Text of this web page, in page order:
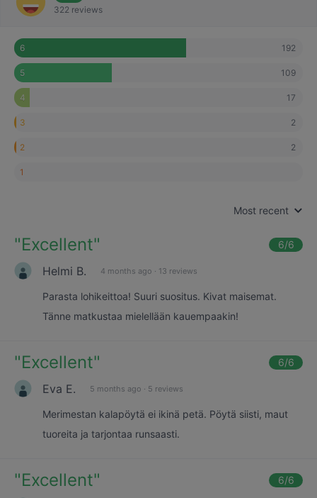
322 reviews
6 192
5 109
4 17
3 2
2 2
1
Most recent
"Excellent" 6/6
Helmi B. 4 months ago · 13 reviews
Parasta lohikeittoa! Suuri suositus. Kivat maisemat.
Tänne matkustaa mielellään kauempaakin!
"Excellent" 6/6
Eva E. 5 months ago · 5 reviews
Merimestan kalapöytä ei ikinä petä. Pöytä siisti, maut
tuoreita ja tarjontaa runsaasti.
"Excellent" 6/6